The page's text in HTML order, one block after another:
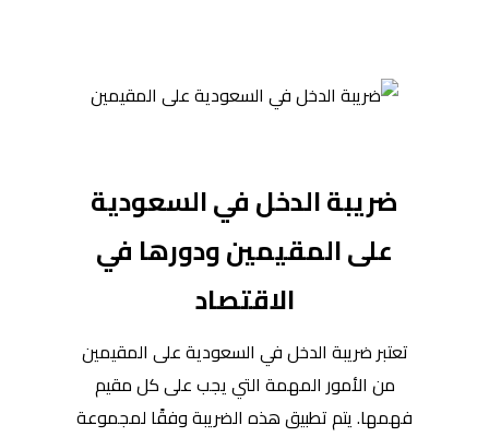
ضريبة الدخل في السعودية
على المقيمين ودورها في
الاقتصاد
تعتبر ضريبة الدخل في السعودية على المقيمين
من الأمور المهمة التي يجب على كل مقيم
فهمها. يتم تطبيق هذه الضريبة وفقًا لمجموعة